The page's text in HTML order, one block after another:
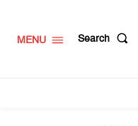
MENU Search